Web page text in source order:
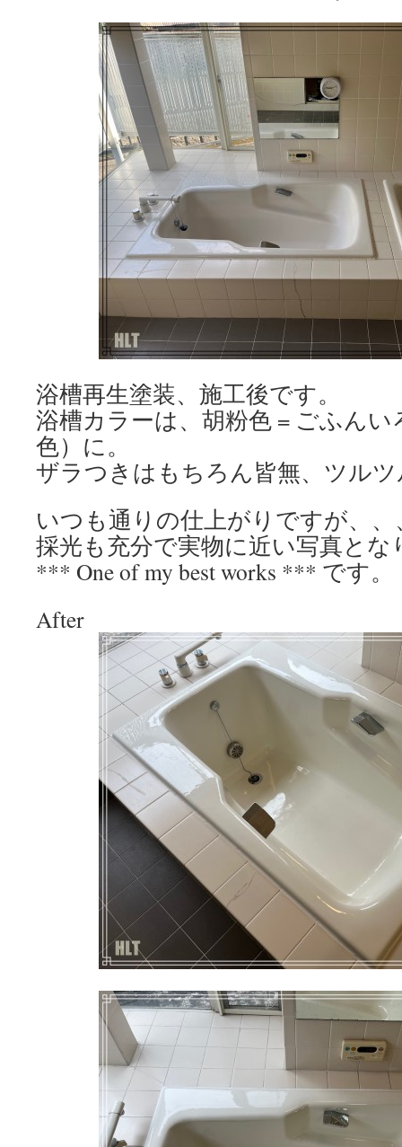
浴槽再生塗装、施工後です。
浴槽カラーは、胡粉色 = ごふん
色）に。
ザラつきはもちろん皆無、ツル
いつも通りの仕上がりですが、、
採光も充分で実物に近い写真とな
*** One of my best works *** です。
After